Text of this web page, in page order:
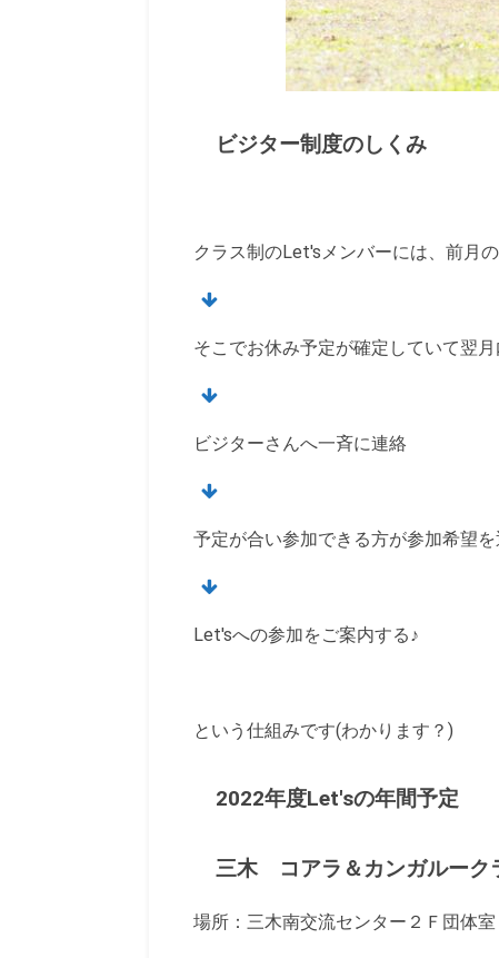
ビジター制度のしくみ
クラス制のLet'sメンバーには、前月
そこでお休み予定が確定していて翌
ビジターさんへ一斉に連絡
予定が合い参加できる方が参加希望
Let'sへの参加をご案内する♪
という仕組みです(わかります？)
2022年度Let'sの年間予定
三木 コアラ＆カンガルーク
場所：三木南交流センター２Ｆ団体室